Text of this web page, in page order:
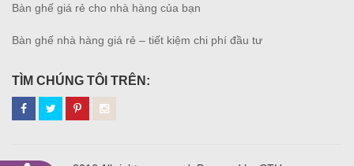
Bàn ghế giá rẻ cho nhà hàng của bạn
Bàn ghế nhà hàng giá rẻ – tiết kiệm chi phí đầu tư
TÌM CHÚNG TÔI TRÊN: